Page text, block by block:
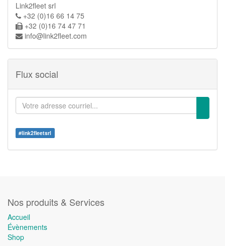
Link2fleet srl
+32 (0)16 66 14 75
+32 (0)16 74 47 71
info@link2fleet.com
Flux social
#link2fleetsrl
Nos produits & Services
Accueil
Évènements
Shop